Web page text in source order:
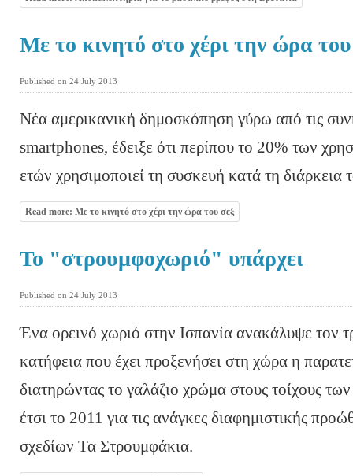
Με το κινητό στο χέρι την ώρα
Published on 24 July 2013
Νέα αμερικανική δημοσκόπηση γύρω από τις
smartphones, έδειξε ότι περίπου το 20% των
ετών χρησιμοποιεί τη συσκευή κατά τη
Read more: Με το κινητό στο χέρι την ώρα του σεξ
To "στρουμφοχωριό" υπάρχει
Published on 24 July 2013
Ένα ορεινό χωριό στην Ισπανία ανακάλυψε τον
κατήφεια που έχει προξενήσει στη χώρα η
διατηρώντας το γαλάζιο χρώμα στους τοίχους
έτσι το 2011 για τις ανάγκες διαφημιστικής
σχεδίων Τα Στρουμφάκια.